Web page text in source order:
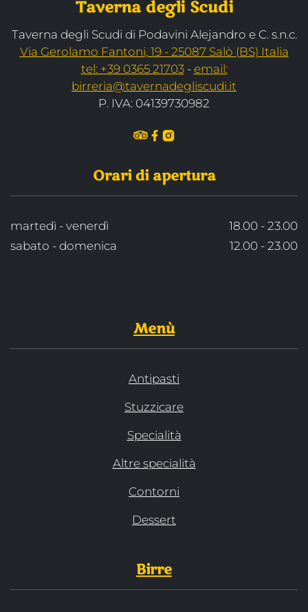
Taverna degli Scudi
Taverna degli Scudi di Podavini Alejandro e C. s.n.c.
Via Gerolamo Fantoni, 19 - 25087 Salò (BS) Italia
tel: +39 0365 21703- email:
birreria@tavernadegliscudi.it
P. IVA: 04139730982
Orari di apertura
martedì - venerdì
18.00 - 23.00
sabato - domenica
12.00 - 23.00
Menù
Antipasti
Stuzzicare
Specialità
Altre specialità
Contorni
Dessert
Birre